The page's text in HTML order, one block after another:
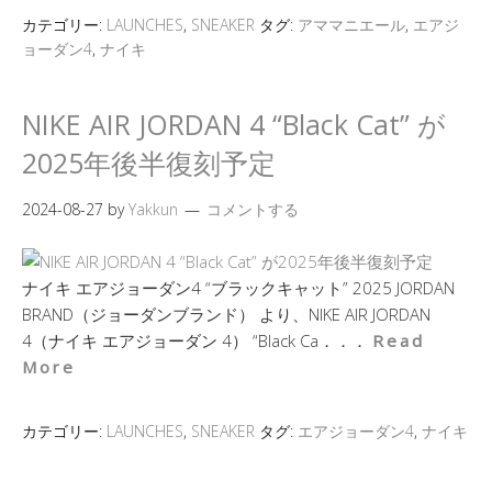
カテゴリー: LAUNCHES, SNEAKER タグ: アママニエール, エアジ
ョーダン4, ナイキ
NIKE AIR JORDAN 4 “Black Cat” が
2025年後半復刻予定
2024-08-27 byYakkun コメントする
ナイキ エアジョーダン4 “ブラックキャット” 2025 JORDAN
BRAND（ジョーダンブランド） より、NIKE AIR JORDAN
4（ナイキ エアジョーダン 4） “Black Ca．．． Read
More
カテゴリー: LAUNCHES, SNEAKER タグ: エアジョーダン4, ナイキ